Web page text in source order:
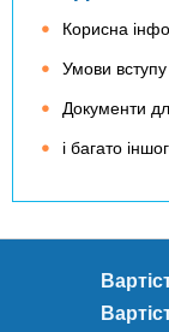
Корисна
Умови вступу
Документи
і багато